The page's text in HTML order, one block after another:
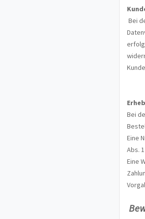
Bei
Bei
Eine
Abs.
Eine